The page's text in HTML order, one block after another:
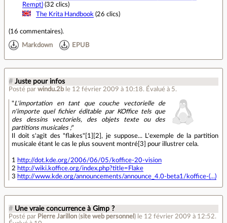
Rempt)(32 clics)
The Krita Handbook (26 clics)
(16 commentaires).
Markdown EPUB
# Juste pour infos
Posté par windu.2b le 12 février 2009 à 10:18. Évalué à 5.
"L'importation en tant que couche vectorielle de
n'importe quel fichier éditable par KOffice tels que
des dessins vectoriels, des objets texte ou des
partitions musicales ;"
Il doit s'agit des "flakes"[1][2], je suppose... L'exemple de la partition
musicale étant le cas le plus souvent montré[3] pour illustrer cela.
1
http://dot.kde.org/2006/06/05/koffice-20-vision
2 http://wiki.koffice.org/index.php?title=Flake
3 http://www.kde.org/announcements/announce_4.0-beta1/koffice-(...)
# Une vraie concurrence à Gimp ?
Posté par Pierre Jarillon (site web personnel ) le 12 février 2009 à 12:52.